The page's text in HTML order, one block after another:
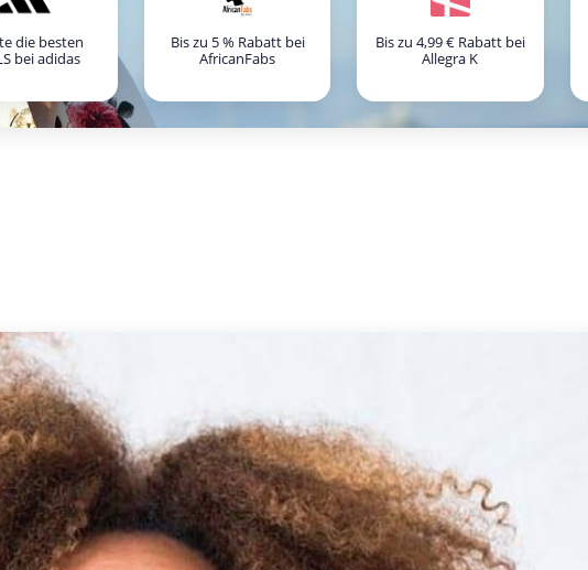
die besten
bei adidas
Bis zu 5 % Rabatt bei
AfricanFabs
Bis zu 4,99 € Rabatt bei
Allegra K